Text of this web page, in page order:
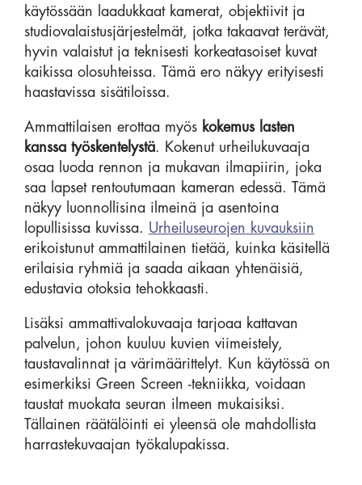
käytössään laadukkaat kamerat, objektiivit ja
studiovalaistusjärjestelmät, jotka takaavat terävät,
hyvin valaistut ja teknisesti korkeatasoiset kuvat
kaikissa olosuhteissa. Tämä ero näkyy erityisesti
haastavissa sisätiloissa.
Ammattilaisen erottaa myös kokemus lasten
kanssa työskentelystä. Kokenut urheilukuvaaja
osaa luoda rennon ja mukavan ilmapiirin, joka
saa lapset rentoutumaan kameran edessä. Tämä
näkyy luonnollisina ilmeinä ja asentoina
lopullisissa kuvissa. Urheiluseurojen kuvauksiin
erikoistunut ammattilainen tietää, kuinka käsitellä
erilaisia ryhmiä ja saada aikaan yhtenäisiä,
edustavia otoksia tehokkaasti.
Lisäksi ammattivalokuvaaja tarjoaa kattavan
palvelun, johon kuuluu kuvien viimeistely,
taustavalinnat ja värimäärittelyt. Kun käytössä on
esimerkiksi Green Screen -tekniikka, voidaan
taustat muokata seuran ilmeen mukaisiksi.
Tällainen räätälöinti ei yleensä ole mahdollista
harrastekuvaajan työkalupakissa.